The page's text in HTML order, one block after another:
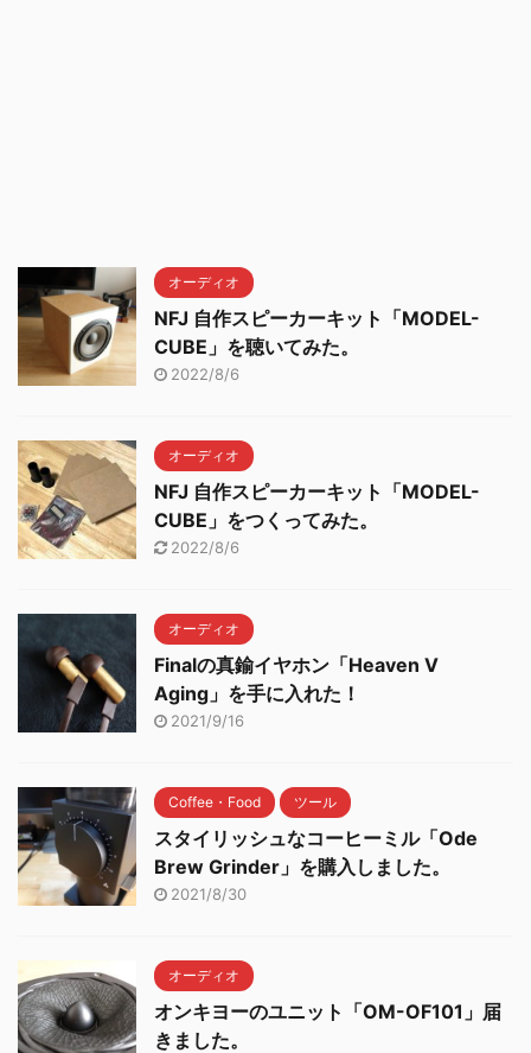
オーディオ
NFJ 自作スピーカーキット「MODEL-
CUBE」を聴いてみた。
2022/8/6
オーディオ
NFJ 自作スピーカーキット「MODEL-
CUBE」をつくってみた。
2022/8/6
オーディオ
Finalの真鍮イヤホン「Heaven V
Aging」を手に入れた！
2021/9/16
Coffee・Food ツール
スタイリッシュなコーヒーミル「Ode
Brew Grinder」を購入しました。
2021/8/30
オーディオ
オンキヨーのユニット「OM-OF101」届
きました。